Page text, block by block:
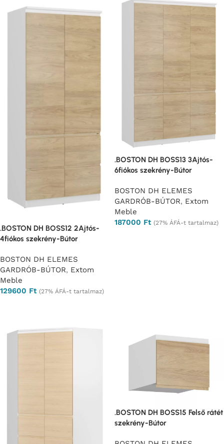
.BOSTON DH BOSS12 2Ajtós-
4fiókos szekrény-Bútor
BOSTON DH ELEMES
GARDRÓB-BÚTOR, Extom
Meble
129600 Ft (27% ÁFÁ-t tartalmaz)
.BOSTON DH BOSS13 3Ajtós-
6fiókos szekrény-Bútor
BOSTON DH ELEMES
GARDRÓB-BÚTOR, Extom
Meble
187000 Ft (27% ÁFÁ-t tartalmaz)
.BOSTON DH BOSS15 Felső rátét
szekrény-Bútor